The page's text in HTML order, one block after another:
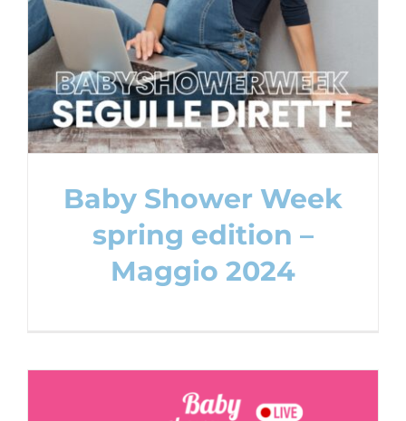
Baby Shower Party Content Creation
Baby Shower Week
spring edition –
Maggio 2024